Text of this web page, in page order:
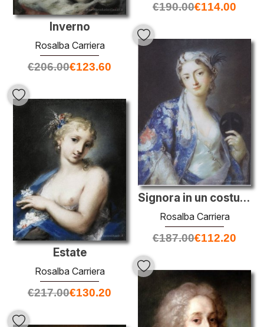
€190.00€114.00
Inverno
Rosalba Carriera
€206.00€123.60
Signora in un costume turco (Felicita Sartori)
Rosalba Carriera
€187.00€112.20
Estate
Rosalba Carriera
€217.00€130.20